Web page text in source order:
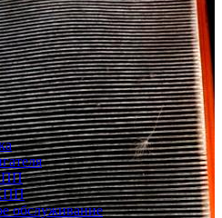
обслуживание